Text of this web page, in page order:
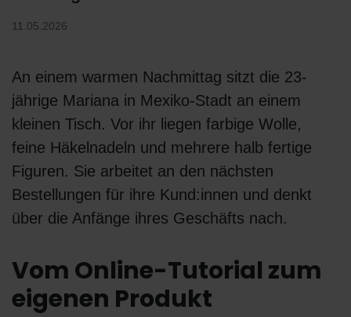
11.05.2026
An einem warmen Nachmittag sitzt die 23-
jährige Mariana in Mexiko-Stadt an einem
kleinen Tisch. Vor ihr liegen farbige Wolle,
feine Häkelnadeln und mehrere halb fertige
Figuren. Sie arbeitet an den nächsten
Bestellungen für ihre Kund:innen und denkt
über die Anfänge ihres Geschäfts nach.
Vom Online-Tutorial zum
eigenen Produkt